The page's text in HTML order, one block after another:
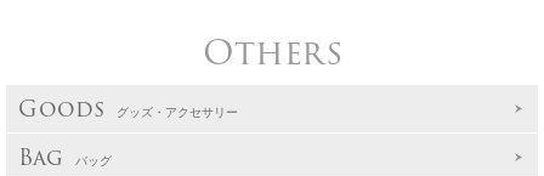
Others
Goods グッズ・アクセサリー
Bag バッグ